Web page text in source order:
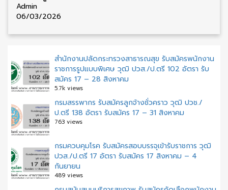
Admin
06/03/2026
สำนักงานปลัดกระทรวงสาธารณสุข รับสมัครพนักงาน
ราชการรูปแบบพิเศษ วุฒิ ปวส./ป.ตรี 102 อัตรา รับ
สมัคร 17 – 28 สิงหาคม
5.7k views
กรมสรรพากร รับสมัครลูกจ้างชั่วคราว วุฒิ ปวช./
ป.ตรี 138 อัตรา รับสมัคร 17 – 31 สิงหาคม
763 views
กรมควบคุมโรค รับสมัครสอบบรรจุเข้ารับราชการ วุฒิ
ปวส./ป.ตรี 17 อัตรา รับสมัคร 17 สิงหาคม – 4
กันยายน
489 views